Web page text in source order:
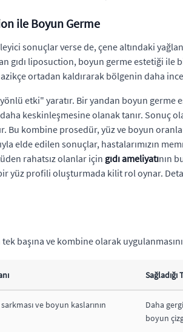
ile Boyun Germe
sonuçlar verse de, çene altındaki
gıdı liposuction, boyun germe estetiği ile
ortadan kaldırarak bölgenin daha
etki" yaratır. Bir yandan boyun germe
keskinleşmesine olanak tanır.
Bu kombine prosedür, yüz ve boyun
elde edilen sonuçlar, hastalarımızın
rahatsız olanlar için gıdı ameliyatının
yüz profili oluşturmada kilit rol oynar.
başına ve kombine olarak
Sağladığı
ve boyun kaslarının
Daha
boyun